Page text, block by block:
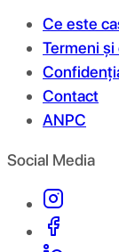
Ce este
Termeni
Contact
ANPC
Social Media